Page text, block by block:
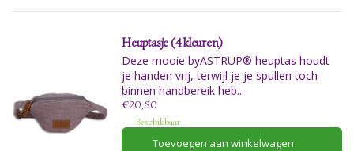
Heuptasje (4 kleuren)
Deze mooie byASTRUP® heuptas houdt
je handen vrij, terwijl je je spullen toch
binnen handbereik heb...
€20,80
Beschikbaar
Toevoegen aan winkelwagen